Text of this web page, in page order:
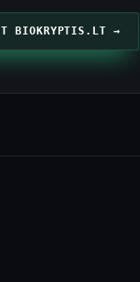
BIOKRYPTIS.LT →